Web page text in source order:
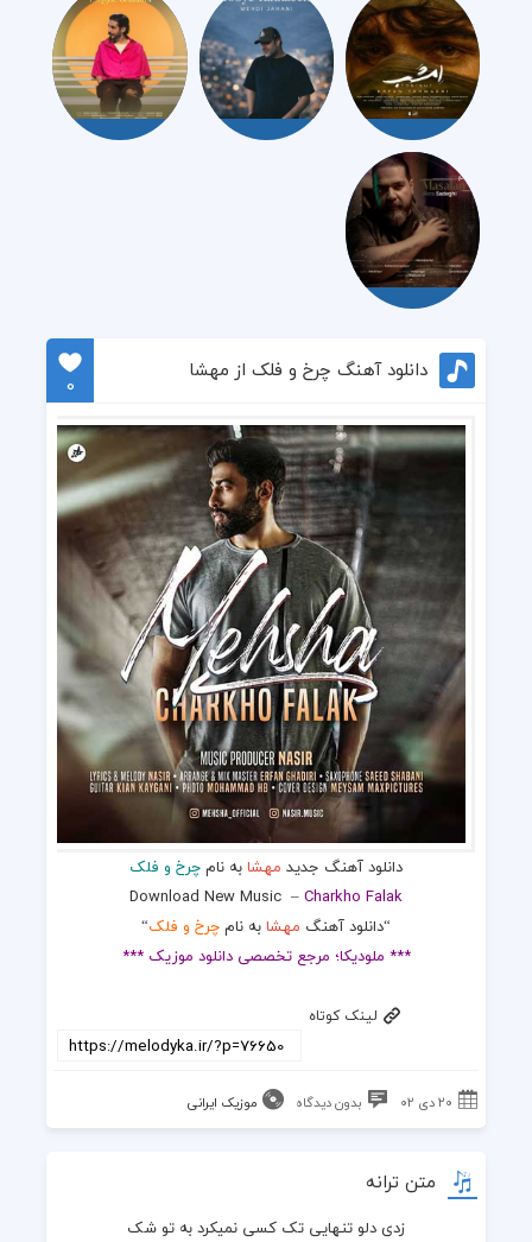
دانلود آهنگ چرخ و فلک از مهشا
0
دانلود آهنگ جدید مهشابه نامچرخ و فلک
Download New Music –Charkho Falak
“دانلود آهنگ مهشابه نامچرخ و فلک“
*** ملودیکا؛ مرجع تخصصی دانلود موزیک ***
لینک کوتاه
۲۰ دی ۰۲ بدون دیدگاه موزیک ایرانی
متن ترانه
زدی دلو تنهایی تک کسی نمیکرد به تو شک